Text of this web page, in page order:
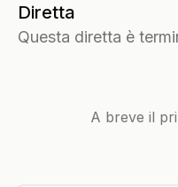
Diretta
Questa diretta è
A breve il